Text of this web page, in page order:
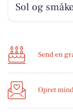
Sol og
Send en
Opret